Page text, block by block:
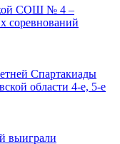
СОШ № 4 –
соревнований
Спартакиады
области 4-е, 5-е
выиграли